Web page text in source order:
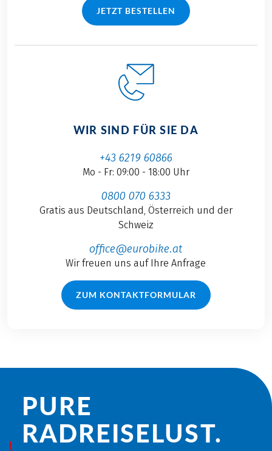
JETZT BESTELLEN
WIR SIND FÜR SIE DA
+43 6219 60866
Mo - Fr: 09:00 - 18:00 Uhr
0800 070 6333
Gratis aus Deutschland, Österreich und der
Schweiz
office@eurobike.at
Wir freuen uns auf Ihre Anfrage
ZUM KONTAKTFORMULAR
PURE
RADREISE­LUST.